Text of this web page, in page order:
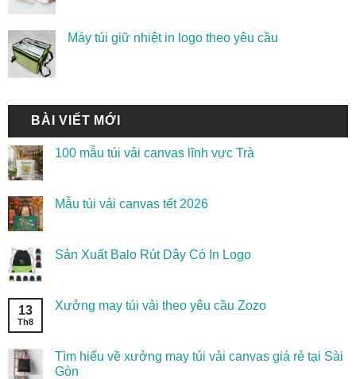
Máy túi giữ nhiệt in logo theo yêu cầu
BÀI VIẾT MỚI
100 mẫu túi vải canvas lĩnh vực Trà
Mẫu túi vải canvas tết 2026
Sản Xuất Balo Rút Dây Có In Logo
13
Th8
Xưởng may túi vải theo yêu cầu Zozo
Tìm hiểu về xưởng may túi vải canvas giá rẻ tại Sài
Gòn